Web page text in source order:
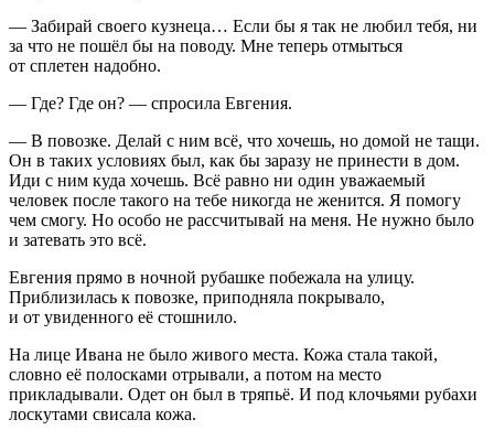
— Забирай своего кузнеца… Если бы я так не любил тебя, ни
за что не пошёл бы на поводу. Мне теперь отмыться
от сплетен надобно.
— Где? Где он? — спросила Евгения.
— В повозке. Делай с ним всё, что хочешь, но домой не тащи.
Он в таких условиях был, как бы заразу не принести в дом.
Иди с ним куда хочешь. Всё равно ни один уважаемый
человек после такого на тебе никогда не женится. Я помогу
чем смогу. Но особо не рассчитывай на меня. Не нужно было
и затевать это всё.
Евгения прямо в ночной рубашке побежала на улицу.
Приблизилась к повозке, приподняла покрывало,
и от увиденного её стошнило.
На лице Ивана не было живого места. Кожа стала такой,
словно её полосками отрывали, а потом на место
прикладывали. Одет он был в тряпьё. И под клочьями рубахи
лоскутами свисала кожа.